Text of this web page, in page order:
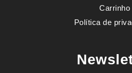
Carrinho
Política de